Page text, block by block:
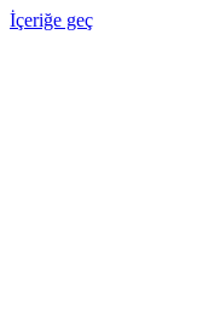
İçeriğe geç